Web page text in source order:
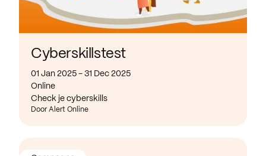
Cyberskillstest
01 Jan 2025 - 31 Dec 2025
Online
Check je cyberskills
Door Alert Online